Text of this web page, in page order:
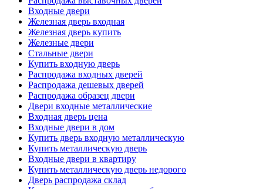
Входные двери
Железная дверь входная
Железная дверь купить
Железные двери
Стальные двери
Купить входную дверь
Распродажа входных дверей
Распродажа дешевых дверей
Распродажа образец двери
Двери входные металлические
Входная дверь цена
Входные двери в дом
Купить дверь входную металлическую
Купить металлическую дверь
Входные двери в квартиру
Купить металлическую дверь недорого
Дверь распродажа склад